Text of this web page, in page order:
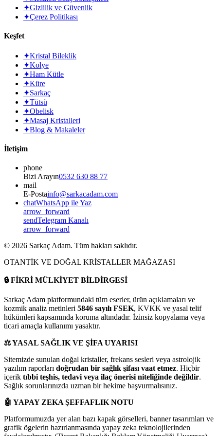
✦Gizlilik ve Güvenlik
✦Çerez Politikası
Keşfet
✦Kristal Bileklik
✦Kolye
✦Ham Kütle
✦Küre
✦Sarkaç
✦Tütsü
✦Obelisk
✦Masaj Kristalleri
✦Blog & Makaleler
İletişim
phone
Bizi Arayın0532 630 88 77
mail
E-Postainfo@sarkacadam.com
chatWhatsApp ile Yaz
arrow_forward
sendTelegram Kanalı
arrow_forward
© 2026 Sarkaç Adam. Tüm hakları saklıdır.
OTANTİK VE DOĞAL KRİSTALLER MAĞAZASI
🔒FİKRİ MÜLKİYET BİLDİRGESİ
Sarkaç Adam platformundaki tüm eserler, ürün açıklamaları ve
kozmik analiz metinleri 5846 sayılı FSEK, KVKK ve yasal telif
hükümleri kapsamında koruma altındadır. İzinsiz kopyalama veya
ticari amaçla kullanımı yasaktır.
⚖️YASAL SAĞLIK VE ŞİFA UYARISI
Sitemizde sunulan doğal kristaller, frekans sesleri veya astrolojik
yazılım raporları doğrudan bir sağlık şifası vaat etmez. Hiçbir
içerik tıbbi teşhis, tedavi veya ilaç önerisi niteliğinde değildir.
Sağlık sorunlarınızda uzman bir hekime başvurmalısınız.
🤖 YAPAY ZEKA ŞEFFAFLIK NOTU
Platformumuzda yer alan bazı kapak görselleri, banner tasarımları ve
grafik ögelerin hazırlanmasında yapay zeka teknolojilerinden